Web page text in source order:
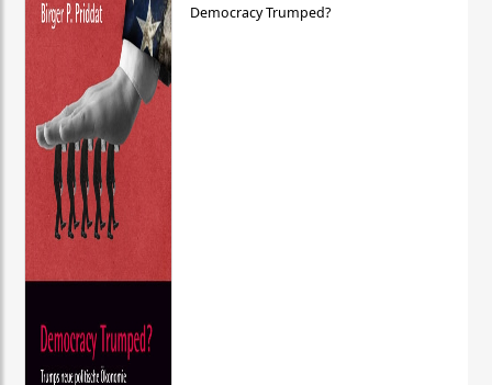
Democracy Trumped?